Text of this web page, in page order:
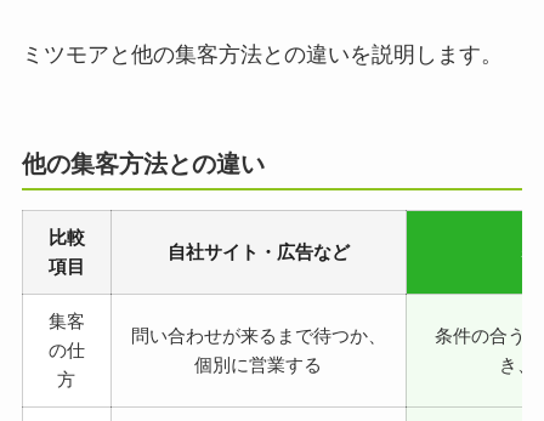
ミツモアと他の集客方法との違いを説明します。
他の集客方法との違い
比較
項目
自社サイト・広告など ミ
集客
の仕
方
問い合わせが来るまで待つか、
個別に営業する
条件の合う
き、